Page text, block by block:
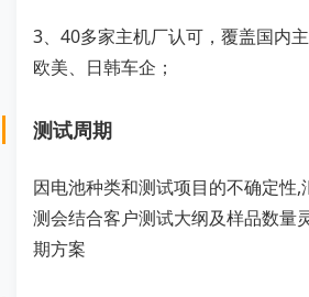
3、40多家主机厂认可，覆盖国内
欧美、日韩车企；
测试周期
因电池种类和测试项目的不确定性,
测会结合客户测试大纲及样品数量
期方案